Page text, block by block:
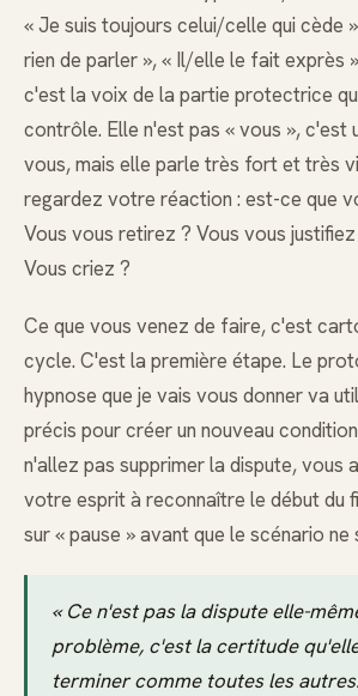
« Je suis toujours celui/celle qui cède
rien de parler », « Il/elle le fait exprès
c'est la voix de la partie protectrice
contrôle. Elle n'est pas « vous », c'est
vous, mais elle parle très fort et très
regardez votre réaction : est-ce que
Vous vous retirez ? Vous vous
Vous criez ?
Ce que vous venez de faire, c'est
cycle. C'est la première étape. Le
hypnose que je vais vous donner va
précis pour créer un nouveau
n'allez pas supprimer la dispute, vous
votre esprit à reconnaître le début du
sur « pause » avant que le scénario ne
« Ce n'est pas la dispute elle-
problème, c'est la certitude
terminer comme toutes les